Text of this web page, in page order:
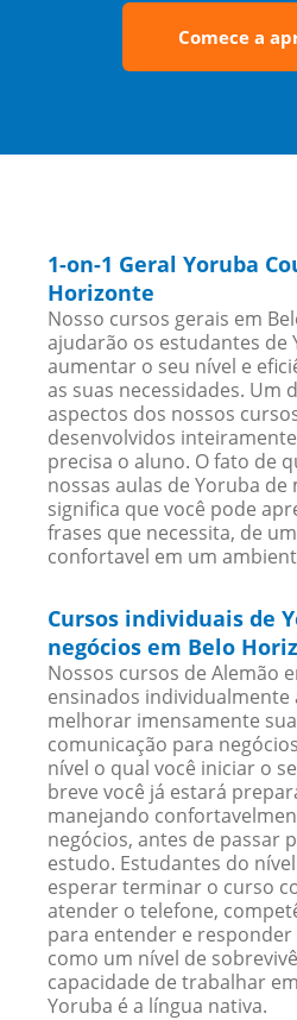
Comece a
1-on-1 Geral Yoruba
Horizonte
Nosso cursos gerais em
ajudarão os estudantes de
aumentar o seu nível e
as suas necessidades. Um
aspectos dos nossos
desenvolvidos
precisa o aluno. O fato de
nossas aulas de Yoruba
significa que você pode
frases que necessita, de
confortavel em um
Cursos individuais de
negócios em Belo
Nossos cursos de Alemão
ensinados individualmente
melhorar imensamente
comunicação para
nível o qual você iniciar o
breve você já estará
manejando
negócios, antes de passar
estudo. Estudantes do
esperar terminar o curso
atender o telefone,
para entender e responder
como um nível de
capacidade de trabalhar
Yoruba é a língua nativa.